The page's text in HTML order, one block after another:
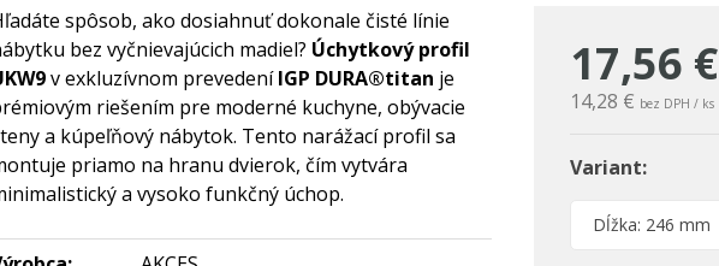
17,56 €
14,28 € bez DPH / ks
Variant:
Dĺžka: 246 mm
spôsob, ako dosiahnuť dokonale čisté línie
bez vyčnievajúcich madiel? Úchytkový profil
v exkluzívnom prevedeníIGP DURA®titan je
riešením pre moderné kuchyne, obývacie
a kúpeľňový nábytok. Tento narážací profil sa
priamo na hranu dvierok, čím vytvára
a vysoko funkčný úchop.